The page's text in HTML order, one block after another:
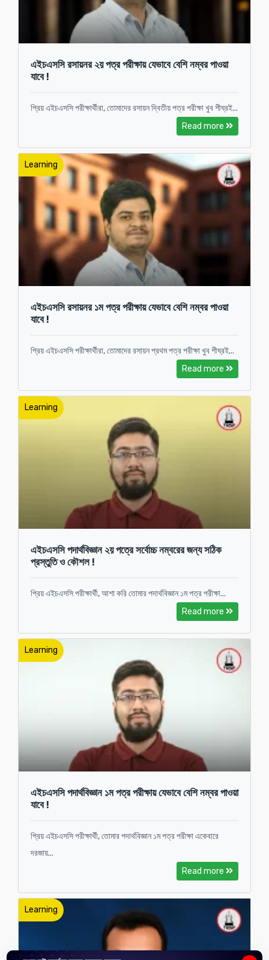
এইচএসসি রসায়নর ২য় পত্র পরীক্ষায় যেভাবে বেশি নম্বর পাওয়া
যাবে !
প্রিয় এইচএসসি পরীক্ষার্থীরা, তোমাদের রসায়ন দ্বিতীয় পত্র পরীক্ষা খুব শীঘ্রই...
Read more
Learning
এইচএসসি রসায়নর ১ম পত্র পরীক্ষায় যেভাবে বেশি নম্বর পাওয়া
যাবে !
প্রিয় এইচএসসি পরীক্ষার্থীরা, তোমাদের রসায়ন প্রথম পত্র পরীক্ষা খুব শীঘ্রই...
Read more
Learning
এইচএসসি পদার্থবিজ্ঞান ২য় পত্রে সর্বোচ্চ নম্বরের জন্য সঠিক
প্রস্তুতি ও কৌশল !
প্রিয় এইচএসসি পরীক্ষার্থী, আশা করি তোমার পদার্থবিজ্ঞান ১ম পত্র পরীক্ষা...
Read more
Learning
এইচএসসি পদার্থবিজ্ঞান ১ম পত্র পরীক্ষায় যেভাবে বেশি নম্বর পাওয়া
যাবে !
প্রিয় এইচএসসি পরীক্ষার্থী, তোমার পদার্থবিজ্ঞান ১ম পত্র পরীক্ষা একেবারে
দরজায়...
Read more
Learning